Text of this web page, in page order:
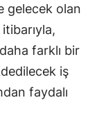
gelecek olan
farklı bir
iş
faydalı